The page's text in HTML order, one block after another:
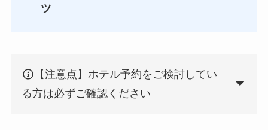
ツ
【注意点】ホテル予約をご検討してい
る方は必ずご確認ください